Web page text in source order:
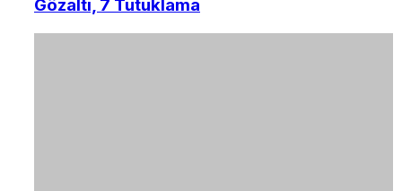
Gözaltı, 7 Tutuklama